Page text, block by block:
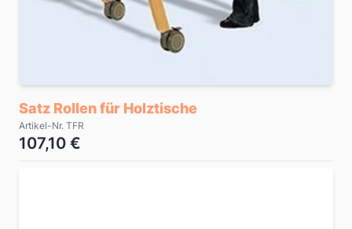
Satz Rollen für Holztische
Artikel-Nr. TFR
107,10 €